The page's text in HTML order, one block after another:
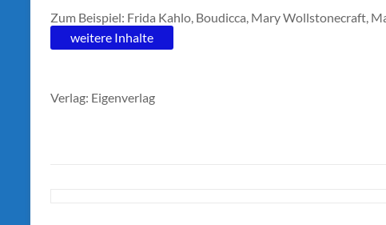
Zum Beispiel: Frida Kahlo, Boudicca, Mary Wollstonecraft,
weitere Inhalte
Verlag: Eigenverlag